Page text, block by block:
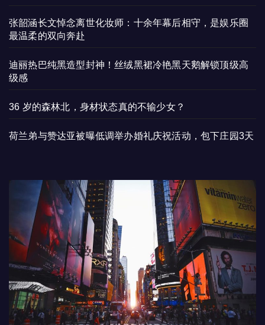
张韶涵长文悼念离世化妆师：十余年幕后相守，是娱乐圈
最温柔的双向奔赴
迪丽热巴纯黑造型封神！丝绒黑裙冷艳黑天鹅解锁顶级高
级感
36 岁的森林北，身材状态真的不输少女？
荷兰弟与赞达亚被曝低调举办婚礼庆祝活动，包下庄园3天